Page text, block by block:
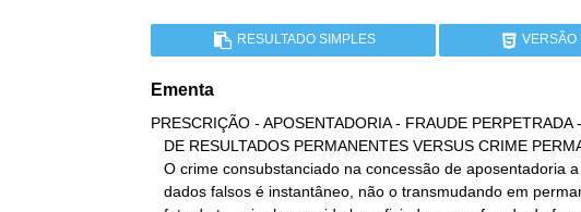
RESULTADO SIMPLES VERSÃO
Ementa
PRESCRIÇÃO - APOSENTADORIA - FRAUDE